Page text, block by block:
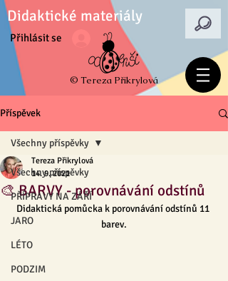
Didaktické materiály
Přihlásit se
© Tereza Přikrylová
Příspěvek
Všechny příspěvky
PŘÍPRAVY NA ZÁŘÍ
JARO
LÉTO
PODZIM
Všechny příspěvky
🎨 BARVY - porovnávání odstínů
Tereza Přikrylová
14. 9. 2021
Didaktická pomůcka k porovnávání odstínů 11
barev.